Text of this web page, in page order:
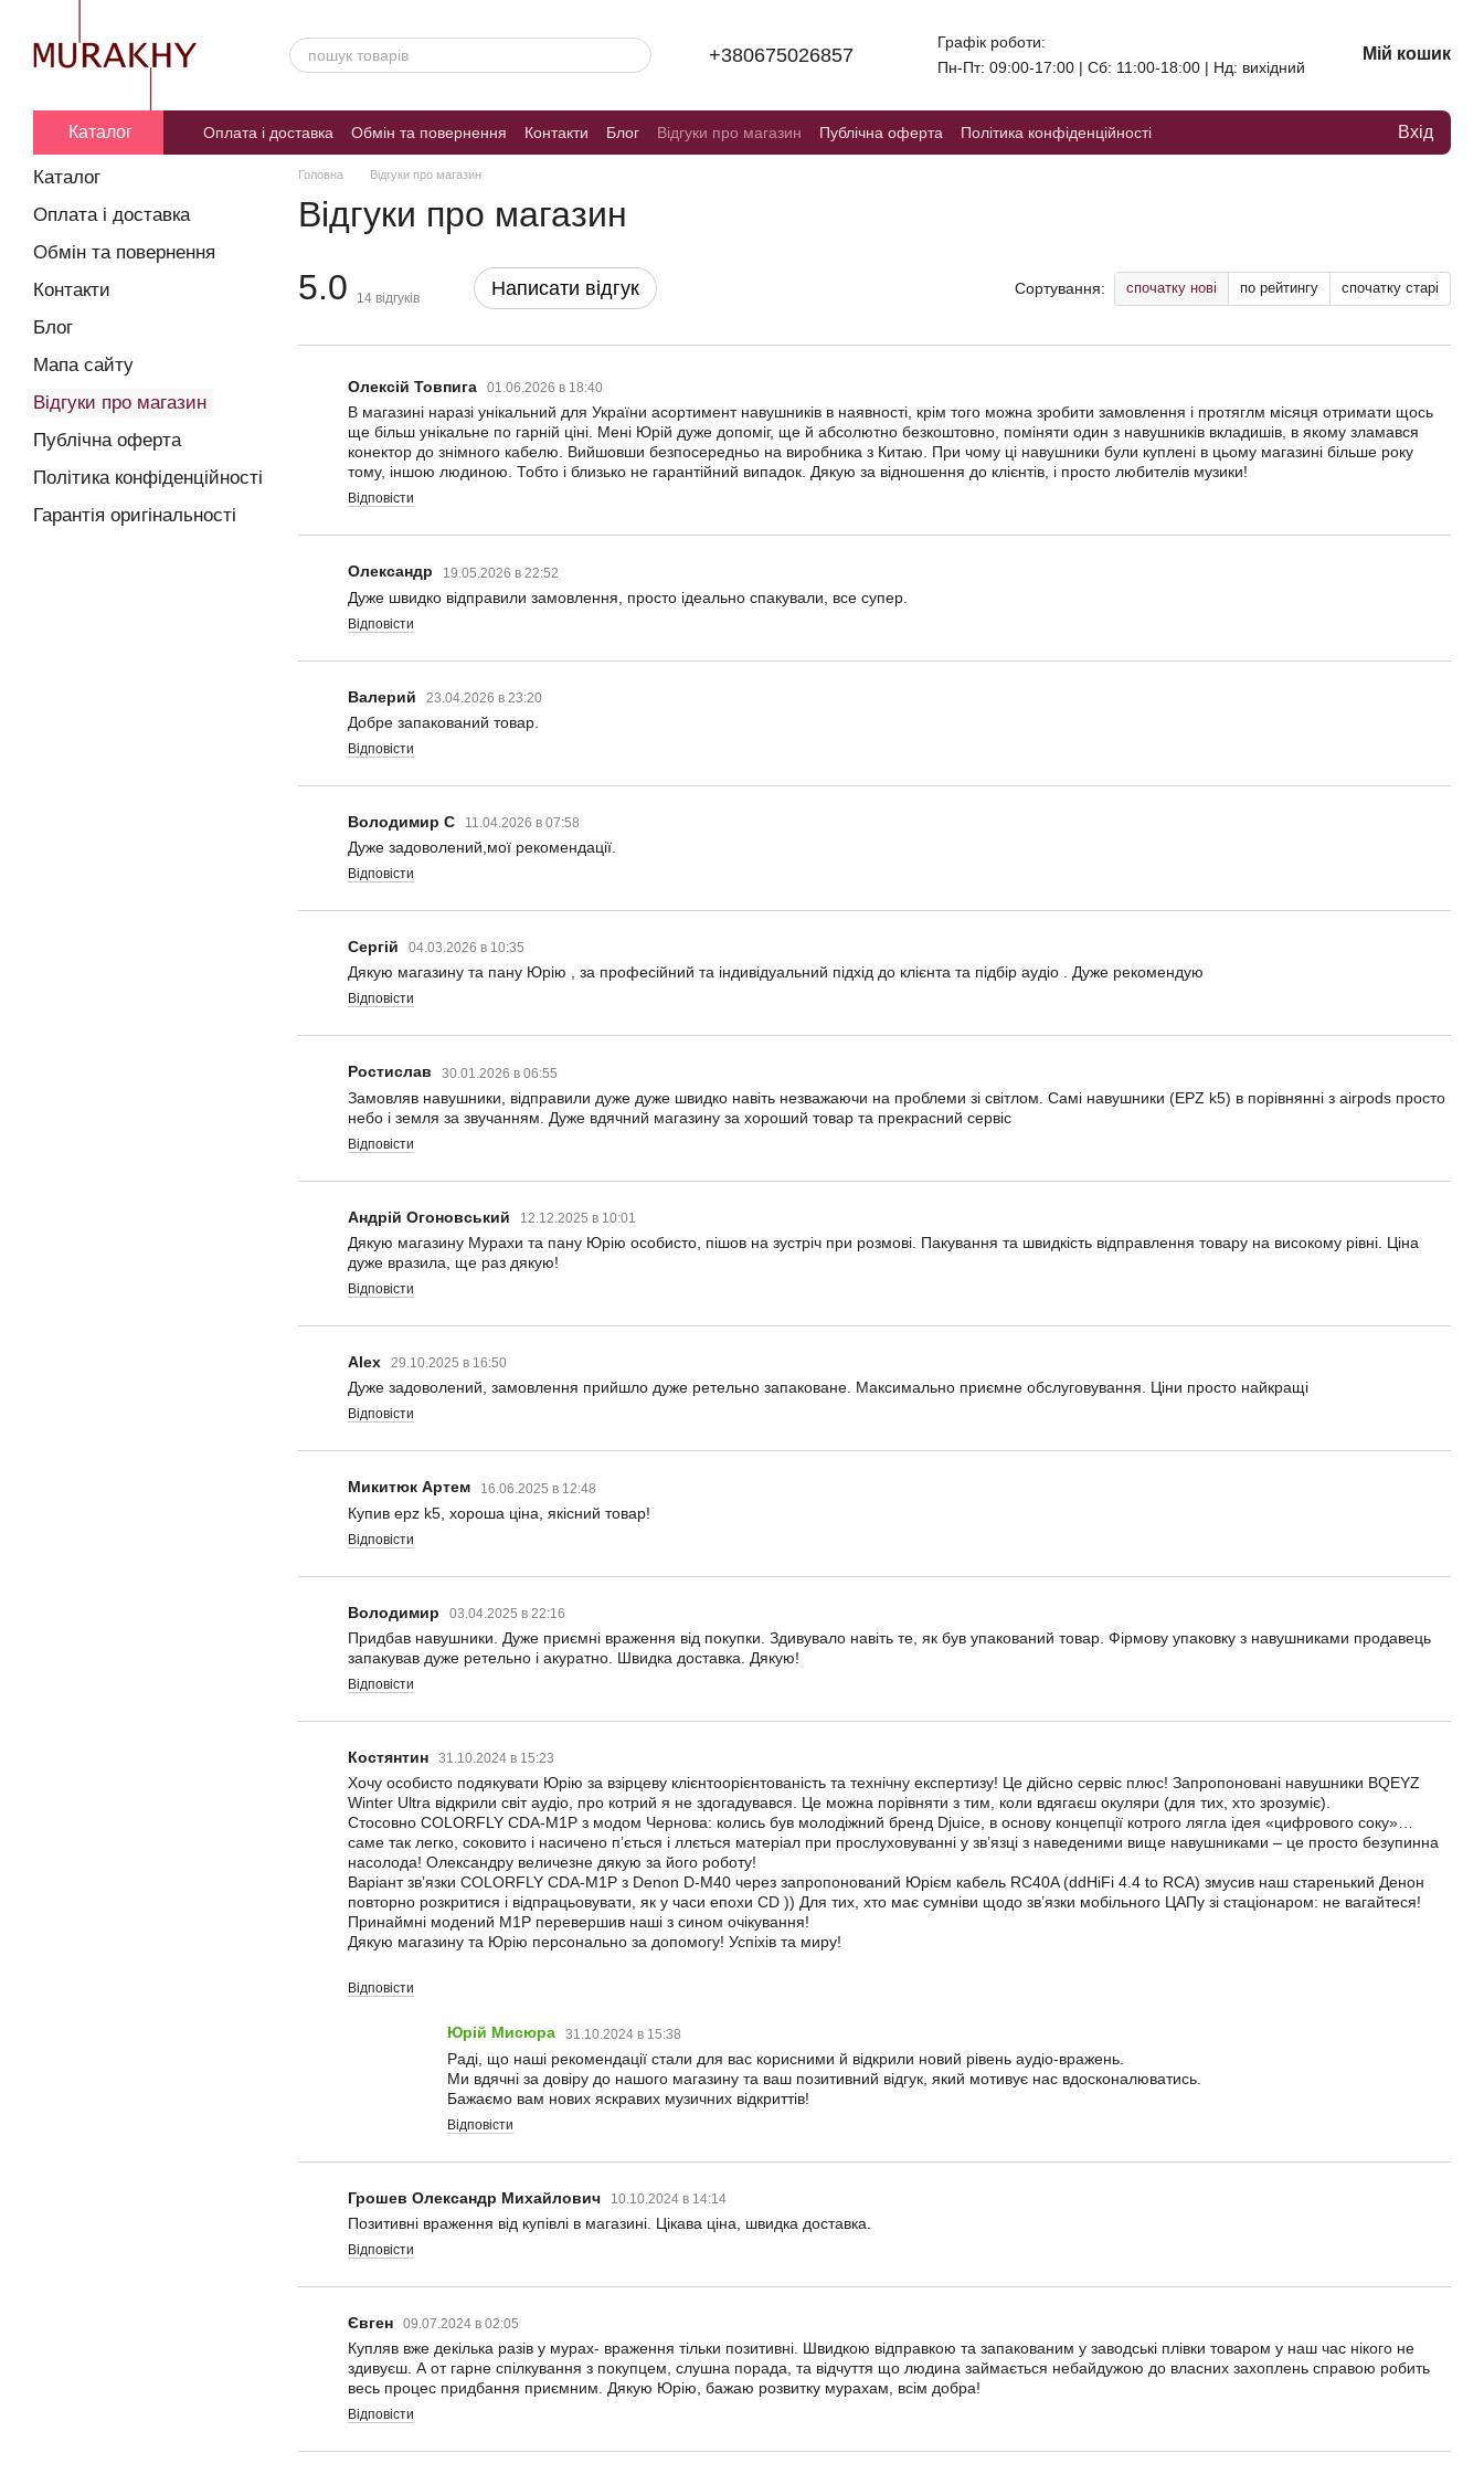
+380675026857
Графік роботи:
Пн-Пт: 09:00-17:00 | Сб: 11:00-18:00 | Нд: вихідний
Мій кошик
Каталог Оплата і доставка Обмін та повернення Контакти Блог Відгуки про магазин Публічна оферта
Політика конфіденційності
Гарантія оригінальності
Вхід
Головна Відгуки про магазин
Відгуки про магазин
5.0
14 відгуків Написати відгук Сортування: спочатку нові по рейтингу спочатку старі
Олексій Товпига 01.06.2026 в 18:40
В магазині наразі унікальний для України асортимент навушників в наявності, крім того можна зробити замовлення і протяглм місяця отримати щось
ще більш унікальне по гарній ціні. Мені Юрій дуже допоміг, ще й абсолютно безкоштовно, поміняти один з навушників вкладишів, в якому зламався
конектор до знімного кабелю. Вийшовши безпосередньо на виробника з Китаю. При чому ці навушники були куплені в цьому магазині більше року
тому, іншою людиною. Тобто і близько не гарантійний випадок. Дякую за відношення до клієнтів, і просто любителів музики!
Відповісти
Олександр 19.05.2026 в 22:52
Дуже швидко відправили замовлення, просто ідеально спакували, все супер.
Відповісти
Валерий 23.04.2026 в 23:20
Добре запакований товар.
Відповісти
Володимир С 11.04.2026 в 07:58
Дуже задоволений,мої рекомендації.
Відповісти
Сергій 04.03.2026 в 10:35
Дякую магазину та пану Юрію , за професійний та індивідуальний підхід до клієнта та підбір аудіо . Дуже рекомендую
Відповісти
Ростислав 30.01.2026 в 06:55
Замовляв навушники, відправили дуже дуже швидко навіть незважаючи на проблеми зі світлом. Самі навушники (EPZ k5) в порівнянні з airpods просто
небо і земля за звучанням. Дуже вдячний магазину за хороший товар та прекрасний сервіс
Відповісти
Андрій Огоновський 12.12.2025 в 10:01
Дякую магазину Мурахи та пану Юрію особисто, пішов на зустріч при розмові. Пакування та швидкість відправлення товару на високому рівні. Ціна
дуже вразила, ще раз дякую!
Відповісти
Alex 29.10.2025 в 16:50
Дуже задоволений, замовлення прийшло дуже ретельно запаковане. Максимально приємне обслуговування. Ціни просто найкращі
Відповісти
Микитюк Артем 16.06.2025 в 12:48
Купив epz k5, хороша ціна, якісний товар!
Відповісти
Володимир 03.04.2025 в 22:16
Придбав навушники. Дуже приємні враження від покупки. Здивувало навіть те, як був упакований товар. Фірмову упаковку з навушниками продавець
запакував дуже ретельно і акуратно. Швидка доставка. Дякую!
Відповісти
Костянтин 31.10.2024 в 15:23
Хочу особисто подякувати Юрію за взірцеву клієнтоорієнтованість та технічну експертизу! Це дійсно сервіс плюс! Запропоновані навушники BQEYZ
Winter Ultra відкрили світ аудіо, про котрий я не здогадувався. Це можна порівняти з тим, коли вдягаєш окуляри (для тих, хто зрозуміє).
Стосовно COLORFLY CDA-M1P з модом Чернова: колись був молодіжний бренд Djuice, в основу концепції котрого лягла ідея «цифрового соку»…
саме так легко, соковито і насичено п’ється і ллється матеріал при прослуховуванні у зв’язці з наведеними вище навушниками – це просто безупинна
насолода! Олександру величезне дякую за його роботу!
Варіант зв’язки COLORFLY CDA-M1P з Denon D-M40 через запропонований Юрієм кабель RC40A (ddHiFi 4.4 to RCA) змусив наш старенький Денон
повторно розкритися і відпрацьовувати, як у часи епохи CD )) Для тих, хто має сумніви щодо зв’язки мобільного ЦАПу зі стаціонаром: не вагайтеся!
Принаймні модений M1P перевершив наші з сином очікування!
Дякую магазину та Юрію персонально за допомогу! Успіхів та миру!
Відповісти
Юрій Мисюра 31.10.2024 в 15:38
Раді, що наші рекомендації стали для вас корисними й відкрили новий рівень аудіо-вражень.
Ми вдячні за довіру до нашого магазину та ваш позитивний відгук, який мотивує нас вдосконалюватись.
Бажаємо вам нових яскравих музичних відкриттів!
Відповісти
Грошев Олександр Михайлович 10.10.2024 в 14:14
Позитивні враження від купівлі в магазині. Цікава ціна, швидка доставка.
Відповісти
Євген 09.07.2024 в 02:05
Купляв вже декілька разів у мурах- враження тільки позитивні. Швидкою відправкою та запакованим у заводські плівки товаром у наш час нікого не
здивуєш. А от гарне спілкування з покупцем, слушна порада, та відчуття що людина займається небайдужою до власних захоплень справою робить
весь процес придбання приємним. Дякую Юрію, бажаю розвитку мурахам, всім добра!
Відповісти
Каталог
Оплата і доставка
Обмін та повернення
Контакти
Блог
Мапа сайту
Відгуки про магазин
Публічна оферта
Політика конфіденційності
Гарантія оригінальності